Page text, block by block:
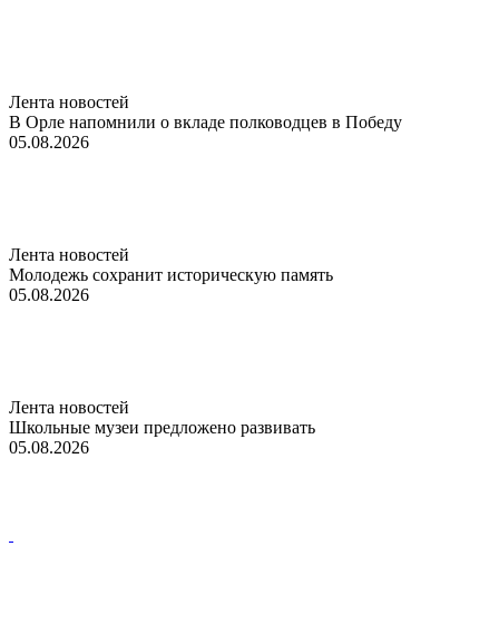
Лента новостей
В Орле напомнили о вкладе полководцев в Победу
05.08.2026
Лента новостей
Молодежь сохранит историческую память
05.08.2026
Лента новостей
Школьные музеи предложено развивать
05.08.2026